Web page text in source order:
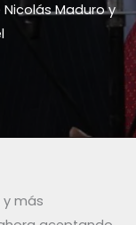
Maduro y
y más